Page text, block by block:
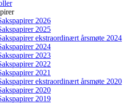
2026
2025
ekstraordinært årsmøte 2024
2024
2023
2022
2021
ekstraordinært årsmøte 2020
2020
2019